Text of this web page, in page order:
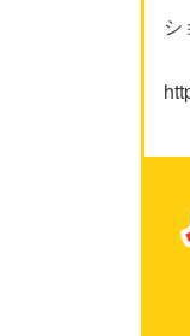
シ